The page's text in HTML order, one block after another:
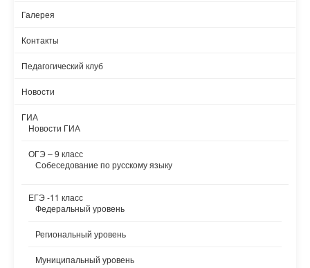
Галерея
Контакты
Педагогический клуб
Новости
ГИА
Новости ГИА
ОГЭ – 9 класс
Собеседование по русскому языку
ЕГЭ -11 класс
Федеральный уровень
Региональный уровень
Муниципальный уровень